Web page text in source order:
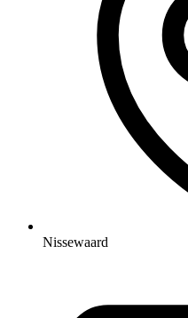
Nissewaard